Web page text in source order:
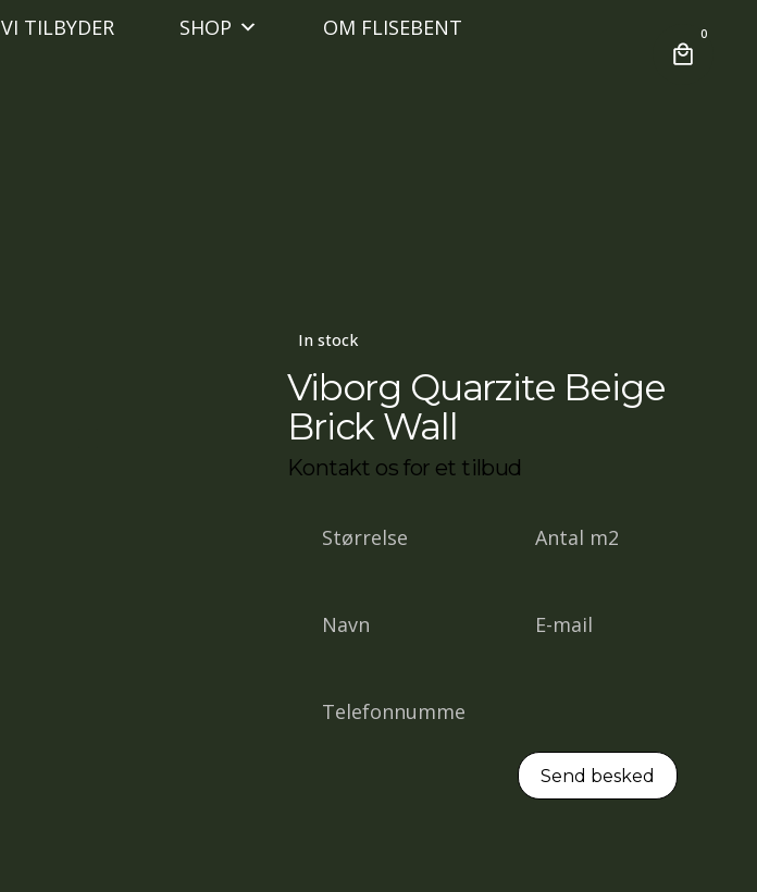
VI TILBYDER SHOP OM FLISEBENT 0
In stock
Viborg Quarzite Beige
Brick Wall
Kontakt os for et tilbud